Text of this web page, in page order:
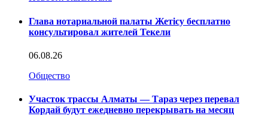
Глава нотариальной палаты Жетісу бесплатно
консультировал жителей Текели
06.08.26
Общество
Участок трассы Алматы — Тараз через перевал
Кордай будут ежедневно перекрывать на месяц